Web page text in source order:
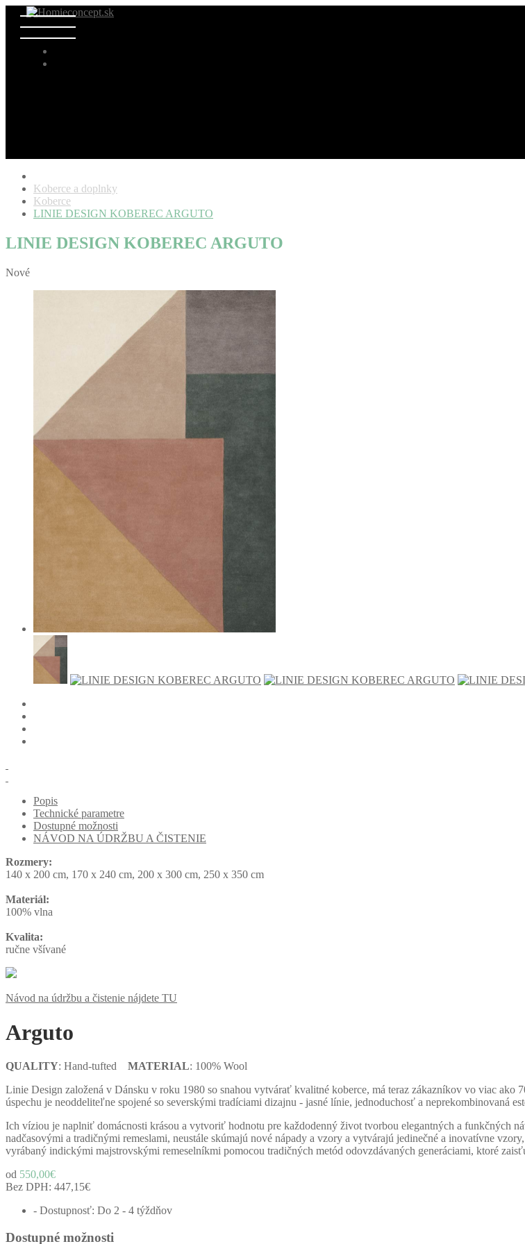
Koberce a doplnky
Koberce
LINIE DESIGN KOBEREC ARGUTO
LINIE DESIGN KOBEREC ARGUTO
Nové
Popis
Technické parametre
Dostupné možnosti
NÁVOD NA ÚDRŽBU A ČISTENIE
Rozmery:
140 x 200 cm, 170 x 240 cm, 200 x 300 cm, 250 x 350 cm
Materiál:
100% vlna
Kvalita:
ručne všívané
Návod na údržbu a čistenie nájdete TU
Arguto
QUALITY: Hand-tufted MATERIAL: 100% Wool
Linie Design založená v Dánsku v roku 1980 so snahou vytvárať kvalitné koberce, má teraz zákazníkov vo viac ako
úspechu je neoddeliteľne spojené so severskými tradíciami dizajnu - jasné línie, jednoduchosť a neprekombinovaná
Ich víziou je naplniť domácnosti krásou a vytvoriť hodnotu pre každodenný život tvorbou elegantných a funkčných
nadčasovými a tradičnými remeslami, neustále skúmajú nové nápady a vzory a vytvárajú jedinečné a inovatívne
vyrábaný indickými majstrovskými remeselníkmi pomocou tradičných metód odovzdávaných generáciami, ktoré
od 550,00€
Bez DPH: 447,15€
- Dostupnosť: Do 2 - 4 týždňov
Dostupné možnosti